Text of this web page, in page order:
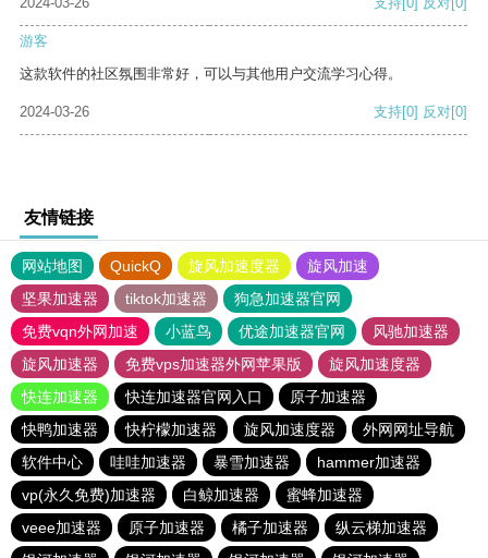
游客
这款软件的社区氛围非常好，可以与其他用户交流学习心得。
2024-03-26 支持[0] 反对[0]
友情链接
网站地图 QuickQ 旋风加速度器
旋风加速
坚果加速器
tiktok加速器
狗急加速器官网
免费vqn外网加速
小蓝鸟 优途加速器官网
风驰加速器
旋风加速器
免费vps加速器外网苹果版
旋风加速度器
快连加速器
快连加速器官网入口
原子加速器
快鸭加速器
快柠檬加速器 旋风加速度器
外网网址导航
软件中心
哇哇加速器 暴雪加速器
hammer加速器
vp(永久免费)加速器
白鲸加速器
蜜蜂加速器
veee加速器
原子加速器 橘子加速器
纵云梯加速器